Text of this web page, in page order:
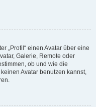
„Profil“ einen Avatar über eine
Galerie, Remote oder
ob und wie die
Avatar benutzen kannst,